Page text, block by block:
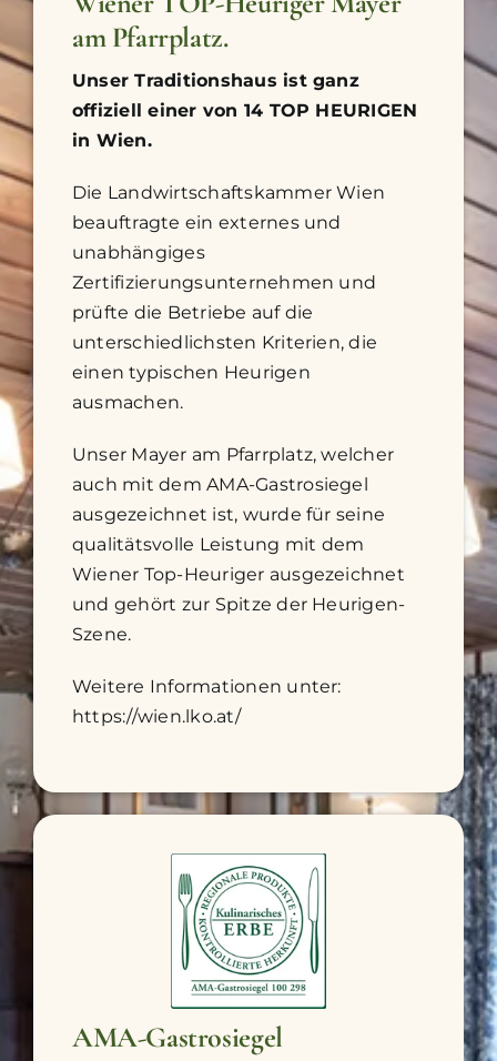
am Pfarrplatz.
Unser Traditionshaus ist ganz
offiziell einer von 14 TOP HEURIGEN
in Wien.
Die Landwirtschaftskammer Wien
beauftragte ein externes und
unabhängiges
Zertifizierungsunternehmen und
prüfte die Betriebe auf die
unterschiedlichsten Kriterien, die
einen typischen Heurigen
ausmachen.
Unser Mayer am Pfarrplatz, welcher
auch mit dem AMA-Gastrosiegel
ausgezeichnet ist, wurde für seine
qualitätsvolle Leistung mit dem
Wiener Top-Heuriger ausgezeichnet
und gehört zur Spitze der Heurigen-
Szene.
Weitere Informationen unter:
https://wien.lko.at/
AMA-Gastrosiegel